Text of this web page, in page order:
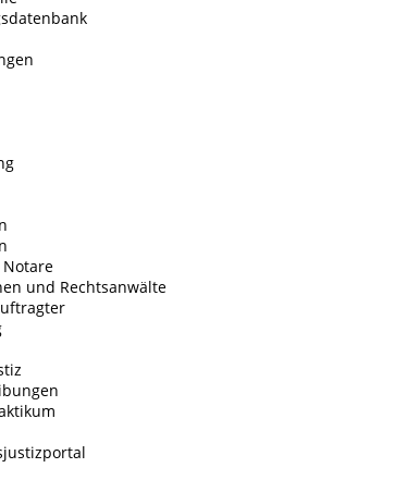
und Rechtsanwälte